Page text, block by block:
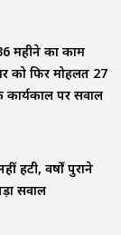
महीने का काम
को फिर मोहलत ₹27
पर सवाल
हटी, वर्षों पुराने
सवाल